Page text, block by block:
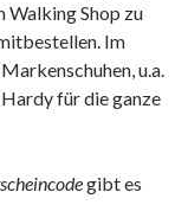
Walking Shop zu
Im
u.a.
für die ganze
gibt es